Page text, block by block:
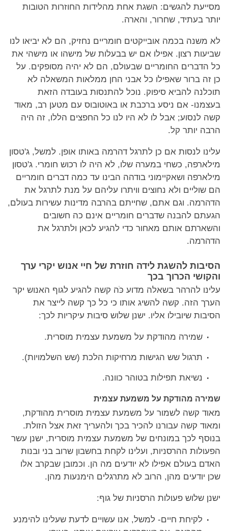
מסייעת להגשים: השגת אחת מהלידות החוזרות הטובות
יותר בעתיד, שחרור, והארה.
לא משנה בכמה אובייקטים חומריים נחזיק, הם לא יביאו לנו
שביעות רצון. אפילו אם יש בבעלות של מישהו או מישהי את
כל הדברים החומריים שבעולם, הם לא יהיה מסופקים. על
כן זה ברור שאפילו כל אבני החן ממלאות המשאלה לא
תוכלנה להביא סיפוק. נוכל להתנסות בעובדה הזאת
בעצמנו- אם ניסע ברכבת או באוטובוס עם מטען רב, מאוד
קשה לנסוע; אבל לו לא היו לנו כל החפצים הללו, זה היה
הרבה יותר קל.
עלינו לנסות אם כן לתרגל דהרמה באותו אופן. למשל, ג'טסון
מילארפה, כשחי במערה שלו, לא היה לו רכוש חומרי. ג'טסון
מילארפה ושאקיימוני בודהה הבינו עד כמה דברים חומריים
הם שוליים ולא נחוצים וויתרו עליהם על מנת לתרגל את
הדהרמה. וגם אתם, שחייתם בהרבה מדינות עשירות בעולם,
הגעתם להבנה שדברים חומריים אינם כה חשובים
והשארתם אותם מאחור כדי להגיע לכאן ולתרגל את
הדהרמה.
הסיבות להשגת לידה חוזרת של חיי אנוש יקרי ערך
והקושי הכרוך בכך
עלינו להרהר בשאלה מדוע כֹּה קשה להגיע לגוף האנוש יקר
הערך הזה. קשה להשיג אותו כי כל כך קשה לייצר את
הסיבות שיובילו אליו. ישנן שלוש סיבות עיקריות לכך:
שמירה מהודקת על משמעת עצמית מוסרית.
תרגול שש הגישות מרחיקות הלכת (שש השלמויות).
נשיאת תפילות בטוהר כוונה.
שמירה מהודקת על משמעת עצמית
מאוד קשה לשמור על משמעת עצמית מוסרית מהודקת,
ומאוד קשה עבורנו להכיר בכך ולהעריך זאת אצל הזולת.
בנוסף לכך במונחים של משמעת עצמית מוסרית, ישנן עשר
הפעולות ההרסניות, ועלינו לקחת בחשבון שרוב בני ובנות
האדם בעולם אפילו לא יודעים מה הן. וכמובן שבקרב אלו
שכן יודעים מהן, הרוב לא מתרגלים הימנעות מהן.
ישנן שלוש פעולות הרסניות של גוף:
לקיחת חיים- למשל, אנו עשויים לדעת שעלינו להימנע